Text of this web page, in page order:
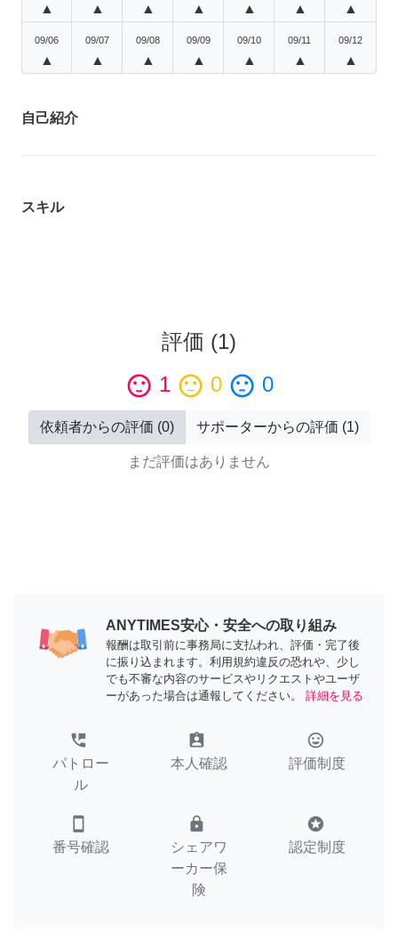
▲ ▲ ▲ ▲ ▲ ▲ ▲
09/06
▲
09/07
▲
09/08
▲
09/09
▲
09/10
▲
09/11
▲
09/12
▲
自己紹介
スキル
評価 (1)
sentiment_satisfied 1 sentiment_neutral 0 sentiment_dissatisfied 0
依頼者からの評価 (0) サポーターからの評価 (1)
まだ評価はありません
ANYTIMES安心・安全への取り組み
報酬は取引前に事務局に支払われ、評価・完了後
に振り込まれます。利用規約違反の恐れや、少し
でも不審な内容のサービスやリクエストやユーザ
ーがあった場合は通報してください。
詳細を見る
perm_phone_msg
パトロー
ル
assignment_ind
本人確認
tag_faces
評価制度
smartphone
番号確認
lock
シェアワ
ーカー保
険
stars
認定制度